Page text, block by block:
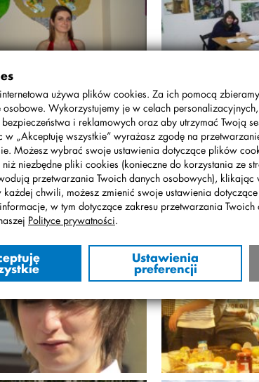
używa plików cookies. Za ich pomocą
osobowe. Wykorzystujemy je w celach
i reklamowych oraz aby utrzymać Twoją
w „Akceptuję wszystkie” wyrażasz zgodę na
Możesz wybrać swoje ustawienia dotyczące plików
niż niezbędne pliki cookies (konieczne do korzystania ze
przetwarzania Twoich danych osobowych), klikając
każdej chwili, możesz zmienić swoje ustawienia
w tym dotyczące zakresu przetwarzania
Polityce prywatności.
Ustawienia
preferencji
12.01 Biała
Bal gimnazjalny
29.02.2012
12.02 Finał
wiedzy o
„Conoce
Turniej Siatkówki
01.04.2012
12.03 Piesza
do Kampinosu